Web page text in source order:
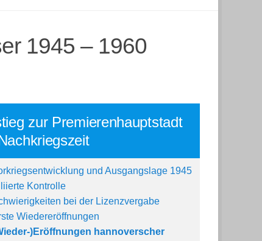
1945 – 1960
zur Premierenhauptstadt
und Ausgangslage 1945
Kontrolle
bei der Lizenzvergabe
Wiedereröffnungen
)Eröffnungen hannoverscher